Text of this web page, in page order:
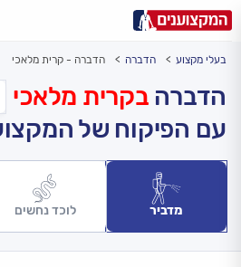
עירעיר: תל אביב, חיפה…
בעלי מקצוע הדברה הדברה - קרית מלאכי
הדברה בקרית מלאכי
עם הפיקוח של
מדביר לוכד נחשים